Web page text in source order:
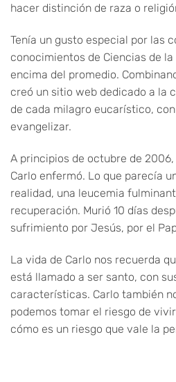
hacer distinción de raza o
Tenía un gusto especial por las
conocimientos de Ciencias de
encima del promedio.
creó un sitio web dedicado a la
de cada milagro eucarístico,
evangelizar.
A principios de octubre de 2006,
Carlo enfermó. Lo que parecía
realidad, una leucemia
recuperación. Murió 10 días
sufrimiento por Jesús, por el
La vida de Carlo nos recuerda
está llamado a ser santo, con
características. Carlo también
podemos tomar el riesgo de
cómo es un riesgo que vale la